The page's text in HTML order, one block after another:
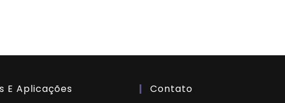
E Aplicações Contato